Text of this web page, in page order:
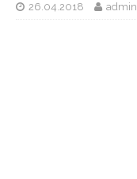
26.04.2018 admin